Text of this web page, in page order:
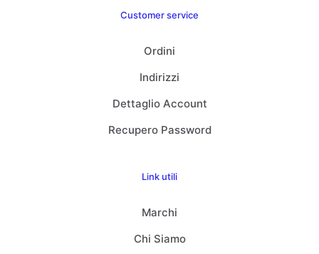
Customer service
Ordini
Indirizzi
Dettaglio Account
Recupero Password
Link utili
Marchi
Chi Siamo